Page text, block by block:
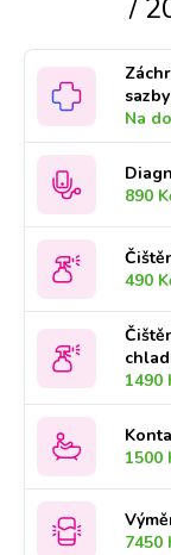
/
Na
890
490
1490
1500
7450